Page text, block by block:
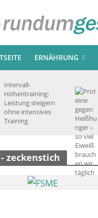
ERNÄHRUNG
Intervall-
Höhentraining:
Leistung steigern
ohne intensives
Training
- zeckenstich